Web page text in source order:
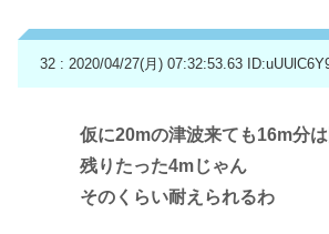
32 : 2020/04/27(月) 07:32:53.63
仮に20mの津波来ても16m分
残りたった4mじゃん
そのくらい耐えられるわ